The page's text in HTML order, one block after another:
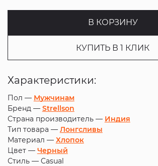
В КОРЗИНУ
КУПИТЬ В 1 КЛИК
Характеристики:
Пол — Мужчинам
Бренд — Strellson
Страна производитель — Индия
Тип товара — Лонгсливы
Материал — Хлопок
Цвет — Черный
Стиль — Casual